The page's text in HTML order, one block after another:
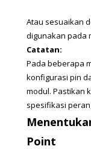
Atau sesuaikan
digunakan pada
Catatan:
Pada beberapa
konfigurasi pin
modul. Pastikan
spesifikasi
Point